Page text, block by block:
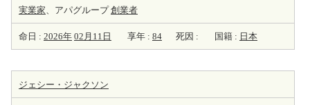
実業家、アパグループ創業者
命日 : 2026年 02月11日 享年 : 84 死因 : 国籍 : 日本
ジェシー・ジャクソン